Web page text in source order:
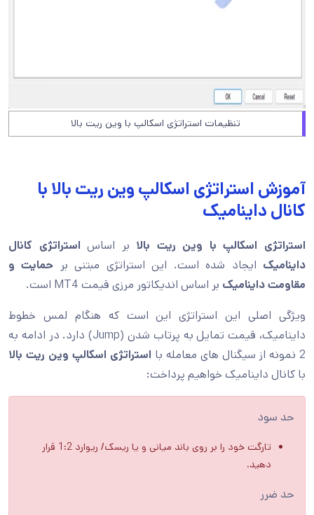
تنظیمات استراتژی اسکالپ با وین ریت بالا
آموزش استراتژی اسکالپ وین ریت بالا با
کانال داینامیک
استراتژی اسکالپ با وین ریت بالا بر اساساستراتژی کانال
داینامیک ایجاد شده است. این استراتژی مبتنی بر حمایت و
مقاومت داینامیک بر اساس اندیکاتور مرزی قیمت MT4 است.
ویژگی اصلی این استراتژی این است که هنگام لمس خطوط
داینامیک، قیمت تمایل به پرتاب شدن (Jump) دارد. در ادامه به
2 نمونه از سیگنال های معامله با
استراتژی اسکالپ وین ریت بالا
با کانال داینامیک خواهیم پرداخت:
حد سود
تارگت خود را بر روی باند میانی و یا ریسک/ ریوارد 1:2 قرار
دهید.
حد ضرر